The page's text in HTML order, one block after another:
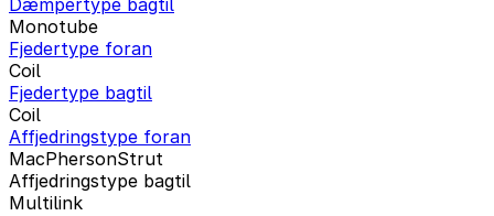
Dæmpertype bagtil
Monotube
Fjedertype foran
Coil
Fjedertype bagtil
Coil
Affjedringstype foran
MacPhersonStrut
Affjedringstype bagtil
Multilink